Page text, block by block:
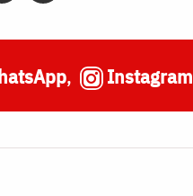
, Instagram